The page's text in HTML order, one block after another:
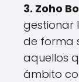
3. Zoho
gestionar
de forma
aquellos
ámbito